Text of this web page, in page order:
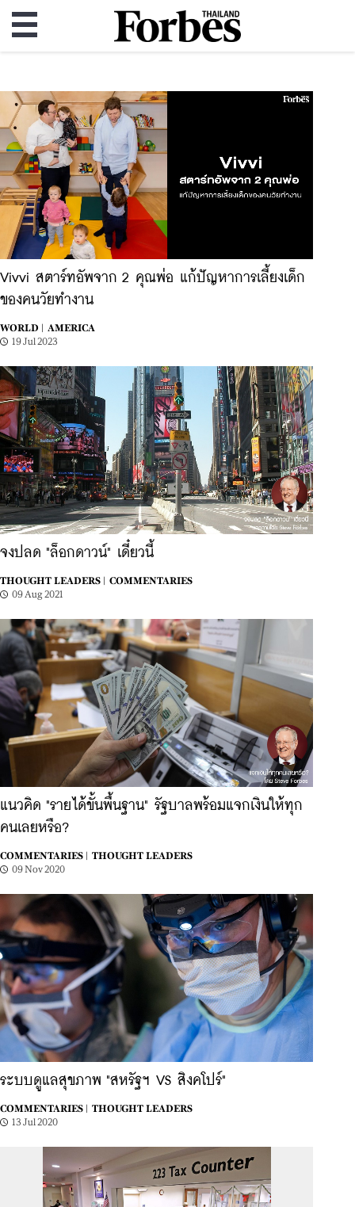
Vivvi สตาร์ทอัพจาก 2 คุณพ่อ แก้ปัญหาการเลี้ยงเด็ก
ของคนวัยทำงาน
WORLD |
AMERICA
19 Jul 2023
จงปลด "ล็อกดาวน์" เดี๋ยวนี้
THOUGHT LEADERS |
COMMENTARIES
09 Aug 2021
แนวคิด "รายได้ขั้นพื้นฐาน" รัฐบาลพร้อมแจกเงินให้ทุก
คนเลยหรือ?
COMMENTARIES |
THOUGHT LEADERS
09 Nov 2020
ระบบดูแลสุขภาพ "สหรัฐฯ VS สิงคโปร์"
COMMENTARIES |
THOUGHT LEADERS
13 Jul 2020